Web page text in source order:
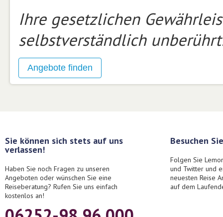
Ihre gesetzlichen
selbstverständlich
Sie können sich stets auf uns
verlassen!
Haben Sie noch Fragen zu unseren
Angeboten oder wünschen Sie eine
Reiseberatung? Rufen Sie uns einfach
kostenlos an!
Besuchen
Folgen Sie
und Twitter und
neuesten Reise
auf dem